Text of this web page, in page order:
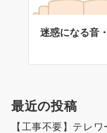
迷惑になる音
最近の投稿
【工事不要】テレ